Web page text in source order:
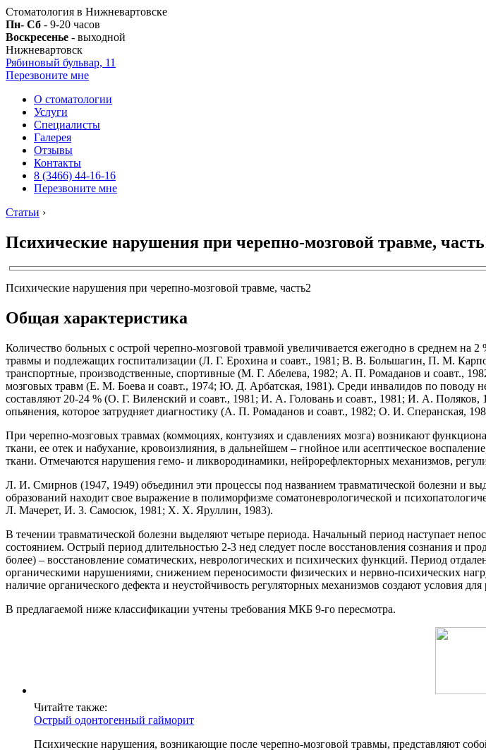
Стоматология в Нижневартовске
Пн- Сб - 9-20 часов
Воскресенье - выходной
Нижневартовск
Рябиновый бульвар, 11
Перезвоните мне
О стоматологии
Услуги
Специалисты
Галерея
Отзывы
Контакты
8 (3466) 44-16-16
Перезвоните мне
Статьи ›
Психические нарушения при черепно-мозговой травме,
Психические нарушения при черепно-мозговой травме, часть2
Общая характеристика
Количество больных с острой черепно-мозговой травмой увеличивается ежегодно в среднем
травмы и подлежащих госпитализации (Л. Г. Ерохина и соавт., 1981; В. В. Большагин, П. М.
транспортные, производственные, спортивные (М. Г. Абелева, 1982; А. П. Ромаданов и соавт.,
мозговых травм (Е. М. Боева и соавт., 1974; Ю. Д. Арбатская, 1981). Среди инвалидов по поводу
составляют 20-24 % (О. Г. Виленский и соавт., 1981; И. А. Головань и соавт., 1981; И. А.
опьянения, которое затрудняет диагностику (А. П. Ромаданов и соавт., 1982; О. И. Сперанская,
При черепно-мозговых травмах (коммоциях, контузиях и сдавлениях мозга) возникают
ткани, ее отек и набухание, кровоизлияния, в дальнейшем – гнойное или асептическое
ткани. Отмечаются нарушения гемо- и ликвородинамики, нейрорефлекторных механизмов,
Л. И. Смирнов (1947, 1949) объединил эти процессы под названием травматической болезни и
образований находит свое выражение в полиморфизме соматоневрологической и
Л. Мачерет, И. 3. Самосюк, 1981; X. X. Яруллин, 1983).
В течении травматической болезни выделяют четыре периода. Начальный период наступает
состоянием. Острый период длительностью 2-3 нед следует после восстановления сознания и
более) – восстановление соматических, неврологических и психических функций. Период
органическими нарушениями, снижением переносимости физических и нервно-психических
наличие органического дефекта и неустойчивость регуляторных механизмов создают условия для
В предлагаемой ниже классификации учтены требования МКБ 9-го пересмотра.
Читайте также:
Острый одонтогенный гайморит
Психические нарушения, возникающие после черепно-мозговой травмы, представляют